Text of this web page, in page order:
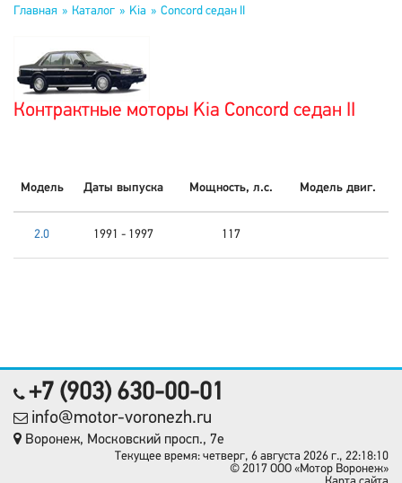
Главная Каталог Kia Concord седан II
Контрактные моторы Kia Concord седан II
Модель Даты выпуска Мощность, л.с. Модель двиг.
2.0 1991 - 1997 117
+7 (903) 630-00-01
info@motor-voronezh.ru
Воронеж, Московский просп., 7е
Текущее время: четверг, 6 августа 2026 г., 22:18:10
© 2017 OOO «Мотор Воронеж»